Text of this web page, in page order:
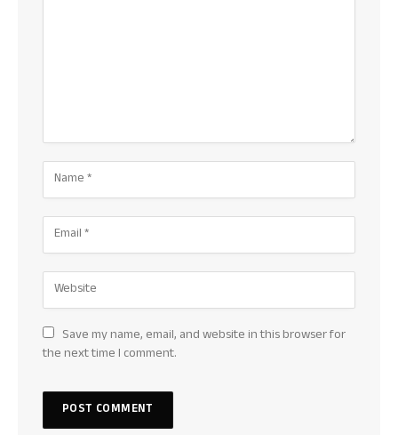
Save my name, email, and website in this browser for
the next time I comment.